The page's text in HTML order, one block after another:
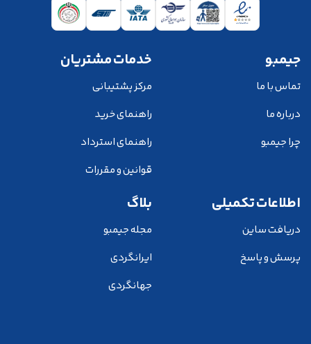
جیمبو
تماس با ما
درباره ما
چرا جیمبو
خدمات مشتریان
مرکز پشتیبانی
راهنمای خرید
راهنمای استرداد
قوانین و مقررات
اطلاعات تکمیلی
دریافت ساین
پرسش و پاسخ
بلاگ
مجله جیمبو
ایرانگردی
جهانگردی